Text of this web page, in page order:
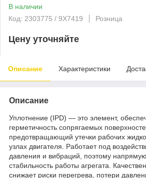
В наличии
Код: 2303775 / 9X7419
Розница
Цену уточняйте
Описание Характеристики
Описание
Уплотнение (IPD) — это элемент,
герметичность сопрягаемых
предотвращающий утечки рабочих
узлах двигателя. Работает под
давления и вибраций, поэтому
стабильность работы агрегата.
снижает риски перегрева, потери